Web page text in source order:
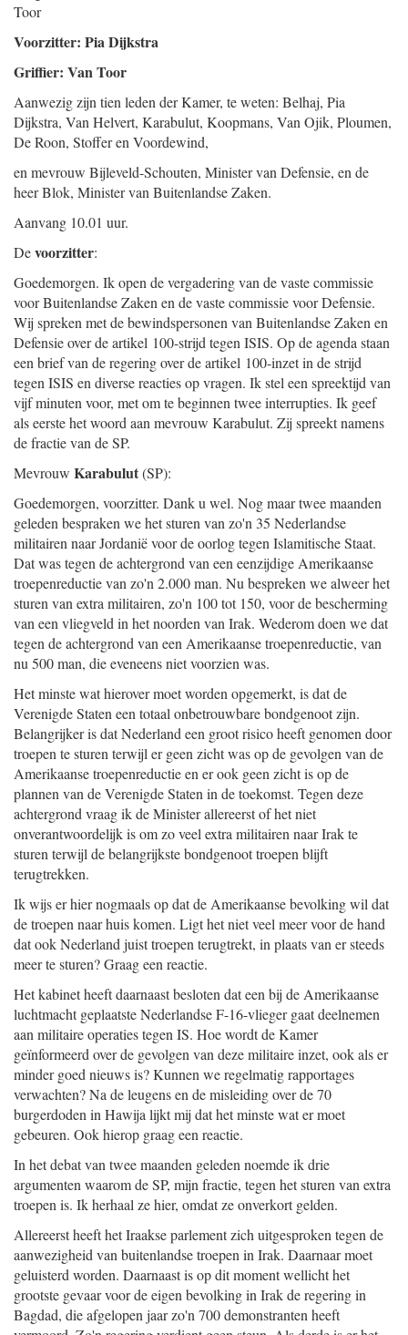
Toor
Voorzitter: Pia Dijkstra
Griffier: Van Toor
Aanwezig zijn tien leden der Kamer, te weten: Belhaj, Pia
Dijkstra, Van Helvert, Karabulut, Koopmans, Van Ojik, Ploumen,
De Roon, Stoffer en Voordewind,
en mevrouw Bijleveld-Schouten, Minister van Defensie, en de
heer Blok, Minister van Buitenlandse Zaken.
Aanvang 10.01 uur.
Devoorzitter:
Goedemorgen. Ik open de vergadering van de vaste commissie
voor Buitenlandse Zaken en de vaste commissie voor Defensie.
Wij spreken met de bewindspersonen van Buitenlandse Zaken en
Defensie over de artikel 100-strijd tegen ISIS. Op de agenda staan
een brief van de regering over de artikel 100-inzet in de strijd
tegen ISIS en diverse reacties op vragen. Ik stel een spreektijd van
vijf minuten voor, met om te beginnen twee interrupties. Ik geef
als eerste het woord aan mevrouw Karabulut. Zij spreekt namens
de fractie van de SP.
Mevrouw Karabulut(SP):
Goedemorgen, voorzitter. Dank u wel. Nog maar twee maanden
geleden bespraken we het sturen van zo'n 35 Nederlandse
militairen naar Jordanië voor de oorlog tegen Islamitische Staat.
Dat was tegen de achtergrond van een eenzijdige Amerikaanse
troepenreductie van zo'n 2.000 man. Nu bespreken we alweer het
sturen van extra militairen, zo'n 100 tot 150, voor de bescherming
van een vliegveld in het noorden van Irak. Wederom doen we dat
tegen de achtergrond van een Amerikaanse troepenreductie, van
nu 500 man, die eveneens niet voorzien was.
Het minste wat hierover moet worden opgemerkt, is dat de
Verenigde Staten een totaal onbetrouwbare bondgenoot zijn.
Belangrijker is dat Nederland een groot risico heeft genomen door
troepen te sturen terwijl er geen zicht was op de gevolgen van de
Amerikaanse troepenreductie en er ook geen zicht is op de
plannen van de Verenigde Staten in de toekomst. Tegen deze
achtergrond vraag ik de Minister allereerst of het niet
onverantwoordelijk is om zo veel extra militairen naar Irak te
sturen terwijl de belangrijkste bondgenoot troepen blijft
terugtrekken.
Ik wijs er hier nogmaals op dat de Amerikaanse bevolking wil dat
de troepen naar huis komen. Ligt het niet veel meer voor de hand
dat ook Nederland juist troepen terugtrekt, in plaats van er steeds
meer te sturen? Graag een reactie.
Het kabinet heeft daarnaast besloten dat een bij de Amerikaanse
luchtmacht geplaatste Nederlandse F-16-vlieger gaat deelnemen
aan militaire operaties tegen IS. Hoe wordt de Kamer
geïnformeerd over de gevolgen van deze militaire inzet, ook als er
minder goed nieuws is? Kunnen we regelmatig rapportages
verwachten? Na de leugens en de misleiding over de 70
burgerdoden in Hawija lijkt mij dat het minste wat er moet
gebeuren. Ook hierop graag een reactie.
In het debat van twee maanden geleden noemde ik drie
argumenten waarom de SP, mijn fractie, tegen het sturen van extra
troepen is. Ik herhaal ze hier, omdat ze onverkort gelden.
Allereerst heeft het Iraakse parlement zich uitgesproken tegen de
aanwezigheid van buitenlandse troepen in Irak. Daarnaar moet
geluisterd worden. Daarnaast is op dit moment wellicht het
grootste gevaar voor de eigen bevolking in Irak de regering in
Bagdad, die afgelopen jaar zo'n 700 demonstranten heeft